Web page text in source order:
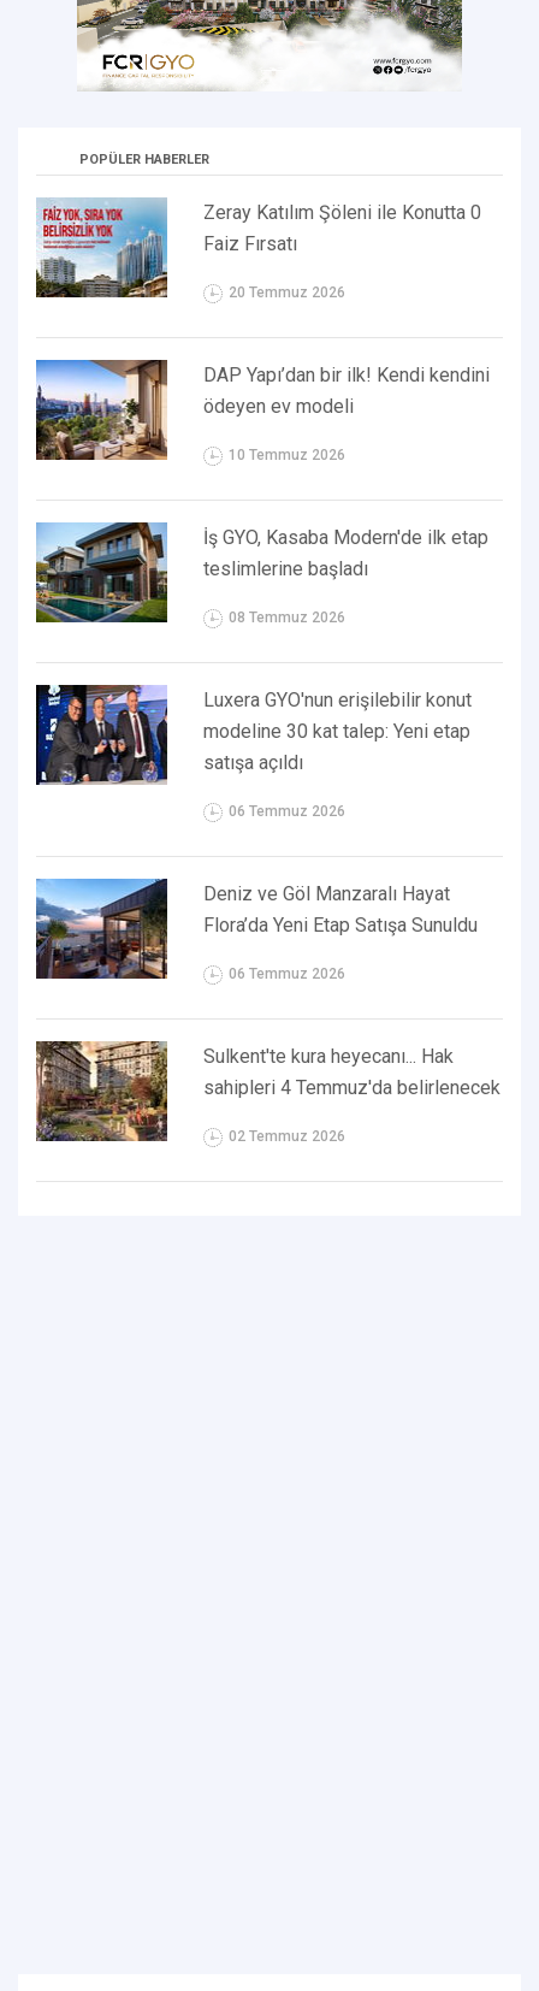
POPÜLER HABERLER
Zeray Katılım Şöleni ile Konutta 0
Faiz Fırsatı
20 Temmuz 2026
DAP Yapı’dan bir ilk! Kendi kendini
ödeyen ev modeli
10 Temmuz 2026
İş GYO, Kasaba Modern'de ilk etap
teslimlerine başladı
08 Temmuz 2026
Luxera GYO'nun erişilebilir konut
modeline 30 kat talep: Yeni etap
satışa açıldı
06 Temmuz 2026
Deniz ve Göl Manzaralı Hayat
Flora’da Yeni Etap Satışa Sunuldu
06 Temmuz 2026
Sulkent'te kura heyecanı... Hak
sahipleri 4 Temmuz'da belirlenecek
02 Temmuz 2026